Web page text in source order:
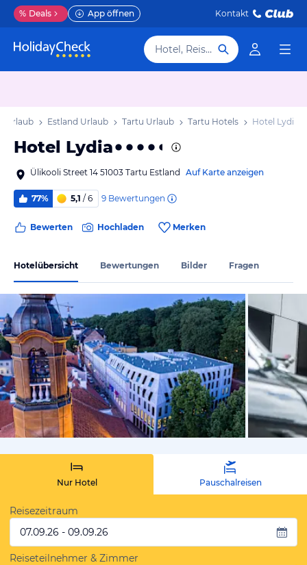
% Deals App öffnen Kontakt
Hotel, Reiseziel
Urlaub Estland Urlaub Tartu Urlaub Tartu Hotels Hotel Lydia
Hotel Lydia
Ülikooli Street 14 51003 Tartu Estland Auf Karte anzeigen
77% 5,1 / 6 9 Bewertungen
Bewerten Hochladen Merken
Hotelübersicht Bewertungen Bilder Fragen
von
Nur Hotel Pauschalreisen
Reisezeitraum
07.09.26 - 09.09.26
Reiseteilnehmer & Zimmer